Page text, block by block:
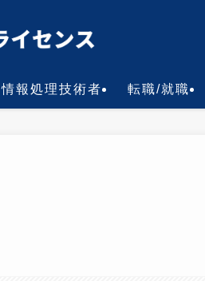
情報処理技術者 転職/就職